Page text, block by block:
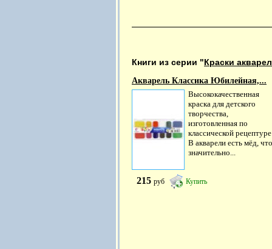
Книги из серии "Краски
Акварель Классика Юбилейная,...
Высококачественная
краска для детского
творчества,
изготовленная по
классической
В акварели есть мёд, что
значительно...
215 руб Купить